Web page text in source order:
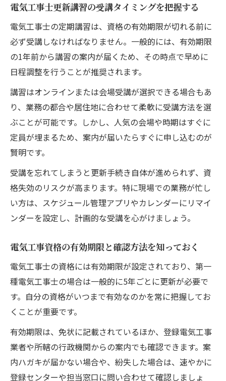
する
定期的な電気工事資格確認の重要ポイント
有効期限切れリスクを防ぐ電気工事士の工
定期講習を通じて電気工事士の知識を最新に保
つ
電気工事士の定期講習で技術をブラッシュ
容
電気工事士資格更新時の知識確認ポイント
電気工事士定期講習で得られる実践的ノウ
定期講習で安全管理意識を高める重要性
電気工事士更新講習の受講タイミングを把握する
電気工事士の定期講習は、資格の有効期限が切れる前に
必ず受講しなければなりません。一般的には、有効期限
の1年前から講習の案内が届くため、その時点で早めに
日程調整を行うことが推奨されます。
講習はオンラインまたは会場受講が選択できる場合もあ
り、業務の都合や居住地に合わせて柔軟に受講方法を選
ぶことが可能です。しかし、人気の会場や時期はすぐに
定員が埋まるため、案内が届いたらすぐに申し込むのが
賢明です。
受講を忘れてしまうと更新手続き自体が進められず、資
格失効のリスクが高まります。特に現場での業務が忙し
い方は、スケジュール管理アプリやカレンダーにリマイ
ンダーを設定し、計画的な受講を心がけましょう。
電気工事資格の有効期限と確認方法を知っておく
電気工事士の資格には有効期限が設定されており、第一
種電気工事士の場合は一般的に5年ごとに更新が必要で
す。自分の資格がいつまで有効なのかを常に把握してお
くことが重要です。
有効期限は、免状に記載されているほか、登録電気工事
業者や所轄の行政機関からの案内でも確認できます。案
内ハガキが届かない場合や、紛失した場合は、速やかに
登録センターや担当窓口に問い合わせて確認しましょ